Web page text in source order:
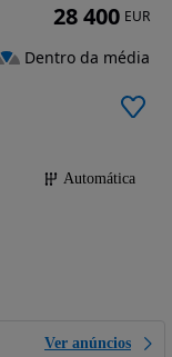
Automática
Ver anúncios
28 400 EUR
Dentro da média